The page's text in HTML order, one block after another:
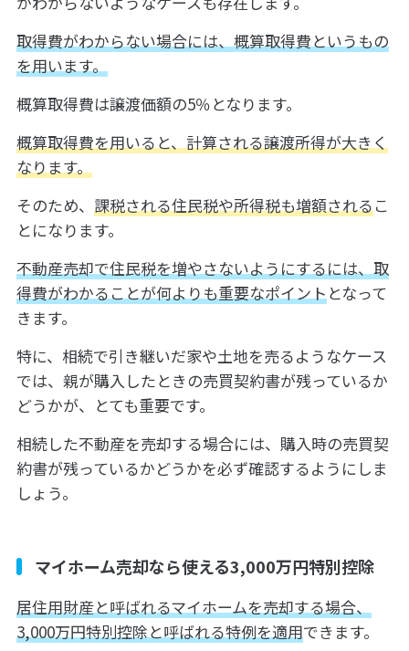
取得費がわからない場合には、概算取得費というもの
を用います。
概算取得費は譲渡価額の5％となります。
概算取得費を用いると、計算される譲渡所得が大きく
なります。
そのため、 課税される住民税や所得税も増額されるこ
とになります。
不動産売却で住民税を増やさないようにするには、取
得費がわかることが何よりも重要なポイントとなって
きます。
特に、相続で引き継いだ家や土地を売るようなケース
では、親が購入したときの売買契約書が残っているか
どうかが、とても重要です。
相続した不動産を売却する場合には、購入時の売買契
約書が残っているかどうかを必ず確認するようにしま
しょう。
マイホーム売却なら使える3,000万円特別控除
居住用財産と呼ばれるマイホームを売却する場合、
3,000万円特別控除と呼ばれる特例を適用できます。